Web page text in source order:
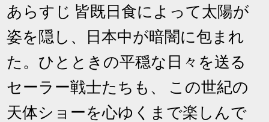
あらすじ 皆既日食によって太陽が
姿を隠し、日本中が暗闇に包まれ
た。ひとときの平穏な日々を送る
セーラー戦士たちも、 この世紀の
天体ショーを心ゆくまで楽しんで